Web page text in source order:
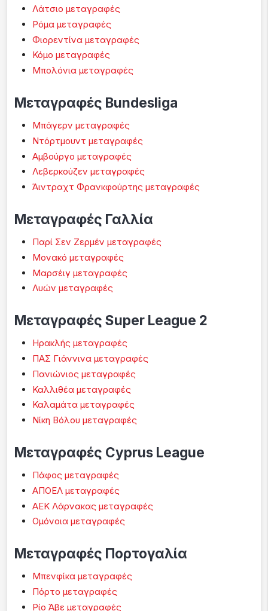
Λάτσιο μεταγραφές
Ρόμα μεταγραφές
Φιορεντίνα μεταγραφές
Κόμο μεταγραφές
Μπολόνια μεταγραφές
Μεταγραφές Bundesliga
Μπάγερν μεταγραφές
Ντόρτμουντ μεταγραφές
Αμβούργο μεταγραφές
Λεβερκούζεν μεταγραφές
Άιντραχτ Φρανκφούρτης μεταγραφές
Μεταγραφές Γαλλία
Παρί Σεν Ζερμέν μεταγραφές
Μονακό μεταγραφές
Μαρσέιγ μεταγραφές
Λυών μεταγραφές
Μεταγραφές Super League 2
Ηρακλής μεταγραφές
ΠΑΣ Γιάννινα μεταγραφές
Πανιώνιος μεταγραφές
Καλλιθέα μεταγραφές
Καλαμάτα μεταγραφές
Νίκη Βόλου μεταγραφές
Μεταγραφές Cyprus League
Πάφος μεταγραφές
ΑΠΟΕΛ μεταγραφές
ΑΕΚ Λάρνακας μεταγραφές
Ομόνοια μεταγραφές
Μεταγραφές Πορτογαλία
Μπενφίκα μεταγραφές
Πόρτο μεταγραφές
Ρίο Άβε μεταγραφές